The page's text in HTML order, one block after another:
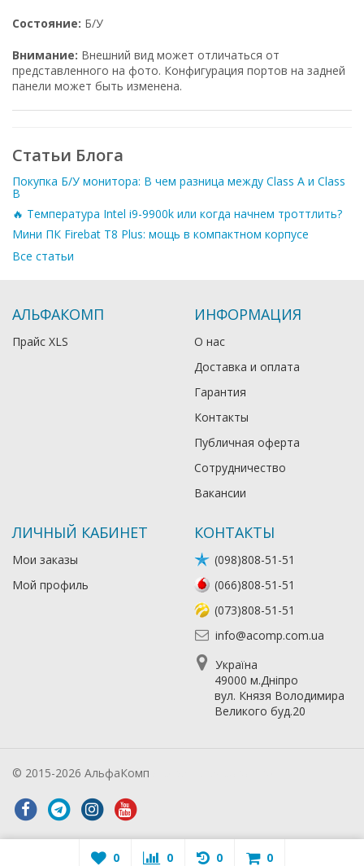
Состояние: Б/У
Внимание: Внешний вид может отличаться от
представленного на фото. Конфигурация портов на задней
панели может быть изменена.
Статьи Блога
Покупка Б/У монитора: В чем разница между Class A и Class
B
🔥 Температура Intel i9-9900k или когда начнем троттлить?
Мини ПК Firebat T8 Plus: мощь в компактном корпусе
Все статьи
АЛЬФАКОМП
Прайс XLS
ИНФОРМАЦИЯ
О нас
Доставка и оплата
Гарантия
Контакты
Публичная оферта
Сотрудничество
Вакансии
ЛИЧНЫЙ КАБИНЕТ
Мои заказы
Мой профиль
КОНТАКТЫ
(098)808-51-51
(066)808-51-51
(073)808-51-51
info@acomp.com.ua
Україна
49000 м.Дніпро
вул. Князя Володимира
Великого буд.20
© 2015-2026 АльфаКомп
0 0 0 0